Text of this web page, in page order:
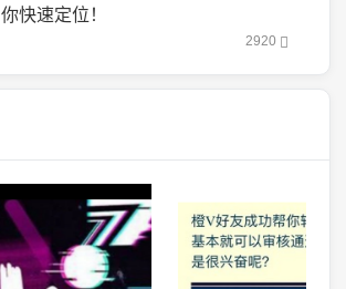
你快速定位！
2920